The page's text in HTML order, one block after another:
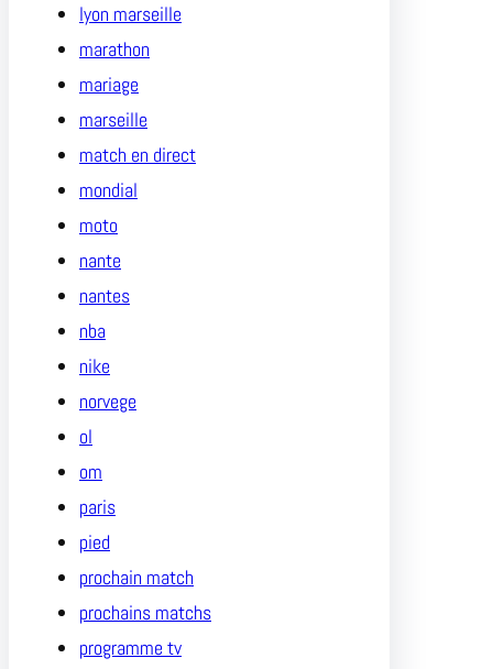
lyon marseille
marathon
mariage
marseille
match en direct
mondial
moto
nante
nantes
nba
nike
norvege
ol
om
paris
pied
prochain match
prochains matchs
programme tv